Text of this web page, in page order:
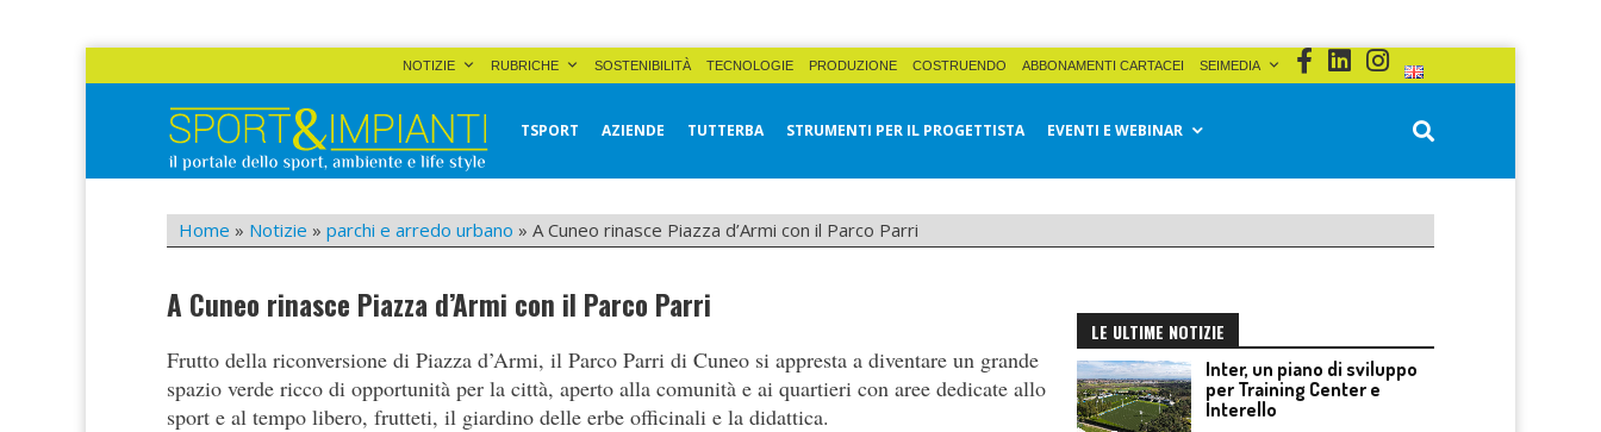
NOTIZIE RUBRICHE SOSTENIBILITÀ TECNOLOGIE PRODUZIONE COSTRUENDO ABBONAMENTI CARTACEI SEIMEDIA
Sport&Impianti
TSPORT AZIENDE TUTTERBA STRUMENTI PER IL PROGETTISTA EVENTI E WEBINAR
Home » Notizie » parchi e arredo urbano » A Cuneo rinasce Piazza d’Armi con il Parco Parri
A Cuneo rinasce Piazza d’Armi con il Parco Parri
Frutto della riconversione di Piazza d’Armi, il Parco Parri di Cuneo si appresta a diventare un grande
spazio verde ricco di opportunità per la città, aperto alla comunità e ai quartieri con aree dedicate allo
sport e al tempo libero, frutteti, il giardino delle erbe officinali e la didattica.
LE ULTIME NOTIZIE
Inter, un piano di sviluppo
per Training Center e
Interello